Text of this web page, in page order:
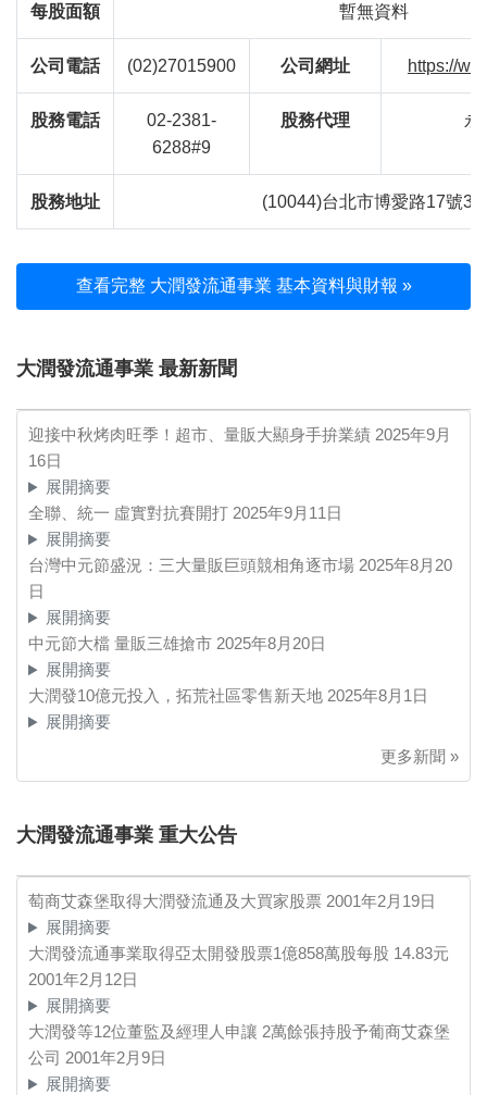
每股面額 暫無資料
公司電話 (02)27015900 公司網址 https://
股務電話
02-2381-
6288#9
股務代理 永
股務地址 (10044)台北市博愛路17號3
查看完整 大潤發流通事業 基本資料與財報 »
大潤發流通事業 最新新聞
迎接中秋烤肉旺季！超市、量販大顯身手拚業績 2025年9月
16日
展開摘要
全聯、統一 虛實對抗賽開打 2025年9月11日
展開摘要
台灣中元節盛況：三大量販巨頭競相角逐市場 2025年8月20
日
展開摘要
中元節大檔 量販三雄搶市 2025年8月20日
展開摘要
大潤發10億元投入，拓荒社區零售新天地 2025年8月1日
展開摘要
更多新聞 »
大潤發流通事業 重大公告
萄商艾森堡取得大潤發流通及大買家股票 2001年2月19日
展開摘要
大潤發流通事業取得亞太開發股票1億858萬股每股 14.83元
2001年2月12日
展開摘要
大潤發等12位董監及經理人申讓 2萬餘張持股予葡商艾森堡
公司 2001年2月9日
展開摘要